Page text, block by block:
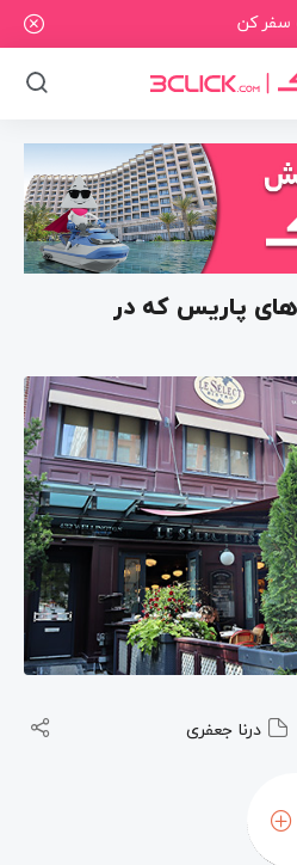
سفر کن
های پاریس که در
درنا جعفری